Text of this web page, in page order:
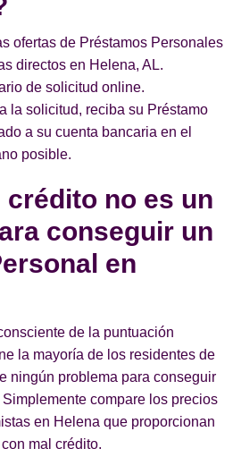
ofertas de Préstamos Personales
directos en Helena, AL.
de solicitud online.
la solicitud, reciba su Préstamo
a su cuenta bancaria en el
posible.
crédito no es un
conseguir un
en
de la puntuación
la mayoría de los residentes de
ningún problema para conseguir
compare los precios
en Helena que proporcionan
mal crédito.